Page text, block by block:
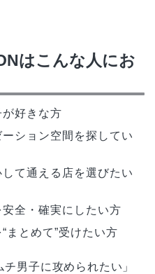
はこんな人にお
好きな方
ション空間を探してい
て通える店を選びたい
全・確実にしたい方
まとめて”受けたい方
男子に攻められたい」